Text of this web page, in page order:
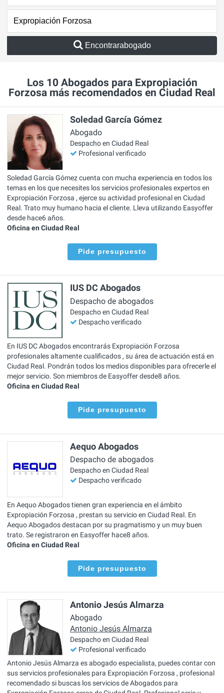
Encontrarabogado
Los 10 Abogados para Expropiación
Forzosa más recomendados en Ciudad Real
Soledad García Gómez
Abogado
Despacho en Ciudad Real
Profesional verificado
Soledad García Gómez cuenta con mucha experiencia en todos los
temas en los que necesites los servicios profesionales expertos en
Expropiación Forzosa , ejerce su actividad profesional en Ciudad
Real. Trato muy humano hacia el cliente. Lleva utilizando Easyoffer
desde hace6 años.
Oficina en Ciudad Real
Pide presupuesto
IUS DC Abogados
Despacho de abogados
Despacho en Ciudad Real
Despacho verificado
En IUS DC Abogados encontrarás Expropiación Forzosa
profesionales altamente cualificados , su área de actuación está en
Ciudad Real. Pondrán todos los medios disponibles para ofrecerle el
mejor servicio. Son miembros de Easyoffer desde8 años.
Oficina en Ciudad Real
Pide presupuesto
Aequo Abogados
Despacho de abogados
Despacho en Ciudad Real
Despacho verificado
En Aequo Abogados tienen gran experiencia en el ámbito
Expropiación Forzosa , prestan su servicio en Ciudad Real. En
Aequo Abogados destacan por su pragmatismo y un muy buen
trato. Se registraron en Easyoffer hace8 años.
Oficina en Ciudad Real
Pide presupuesto
Antonio Jesús Almarza
Abogado
Antonio Jesús Almarza
Despacho en Ciudad Real
Profesional verificado
Antonio Jesús Almarza es abogado especialista, puedes contar con
sus servicios profesionales para Expropiación Forzosa , profesional
recomendado si buscas los servicios de Abogados para